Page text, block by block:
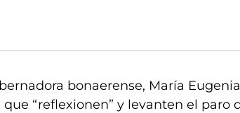
bonaerense, María Eugenia
“reflexionen” y levanten el paro